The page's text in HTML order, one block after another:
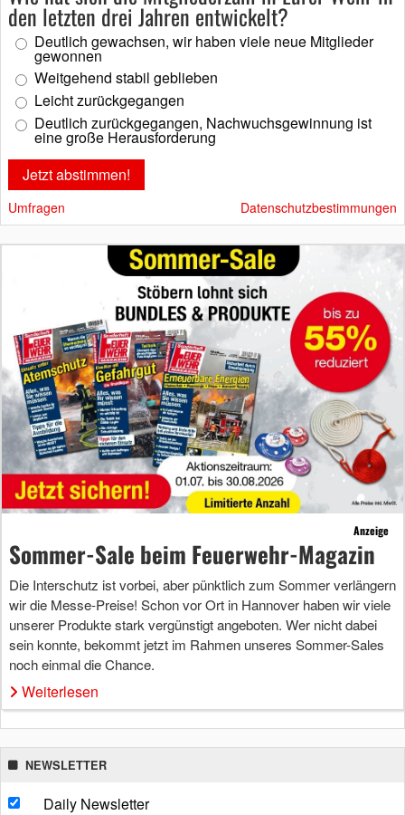
den letzten drei Jahren entwickelt?
Deutlich gewachsen, wir haben viele neue Mitglieder
gewonnen
Weitgehend stabil geblieben
Leicht zurückgegangen
Deutlich zurückgegangen, Nachwuchsgewinnung ist
eine große Herausforderung
Umfragen Datenschutzbestimmungen
Anzeige
Sommer-Sale beim Feuerwehr-Magazin
Die Interschutz ist vorbei, aber pünktlich zum Sommer verlängern
wir die Messe-Preise! Schon vor Ort in Hannover haben wir viele
unserer Produkte stark vergünstigt angeboten. Wer nicht dabei
sein konnte, bekommt jetzt im Rahmen unseres Sommer-Sales
noch einmal die Chance.
Weiterlesen
NEWSLETTER
Daily Newsletter